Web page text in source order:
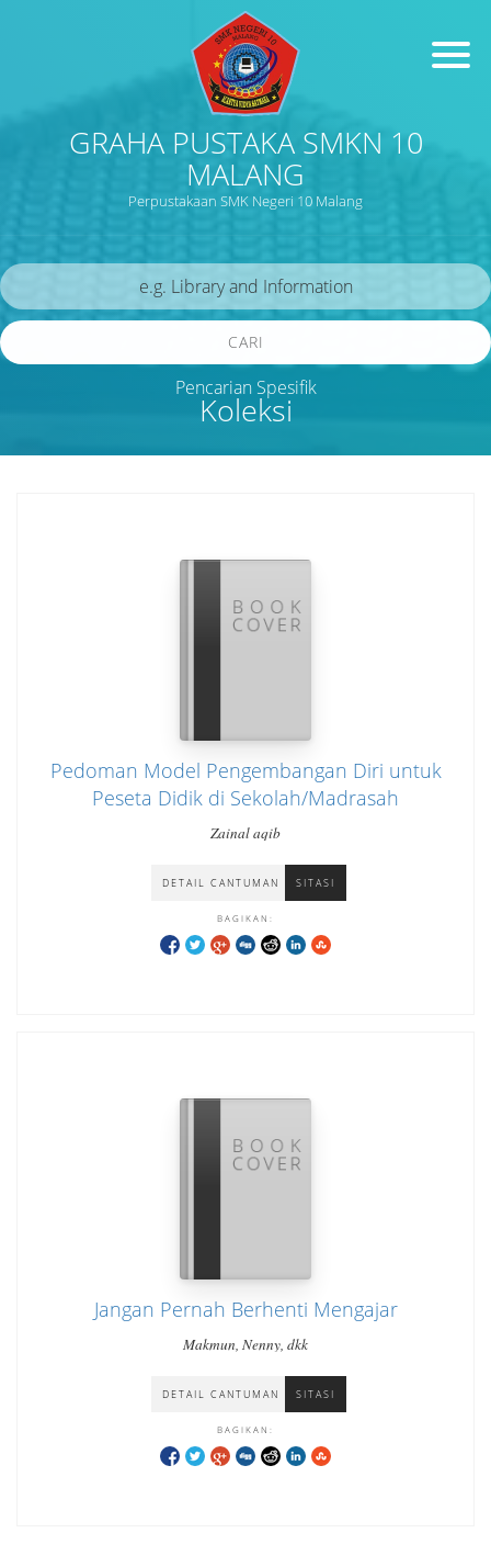
GRAHA PUSTAKA SMKN 10
MALANG
Perpustakaan SMK Negeri 10 Malang
Koleksi
CARI
Pencarian Spesifik
Pedoman Model Pengembangan Diri untuk
Peseta Didik di Sekolah/Madrasah
Zainal aqib
DETAIL CANTUMAN SITASI
BAGIKAN:
Jangan Pernah Berhenti Mengajar
Makmun, Nenny, dkk
DETAIL CANTUMAN SITASI
BAGIKAN: